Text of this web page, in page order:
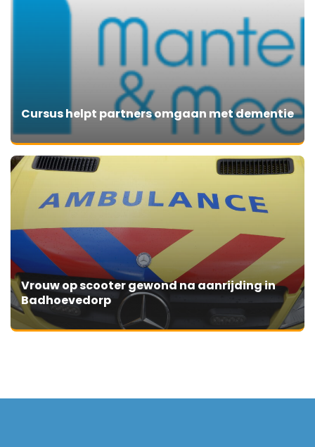
Cursus helpt partners omgaan met dementie
Vrouw op scooter gewond na aanrijding in
Badhoevedorp